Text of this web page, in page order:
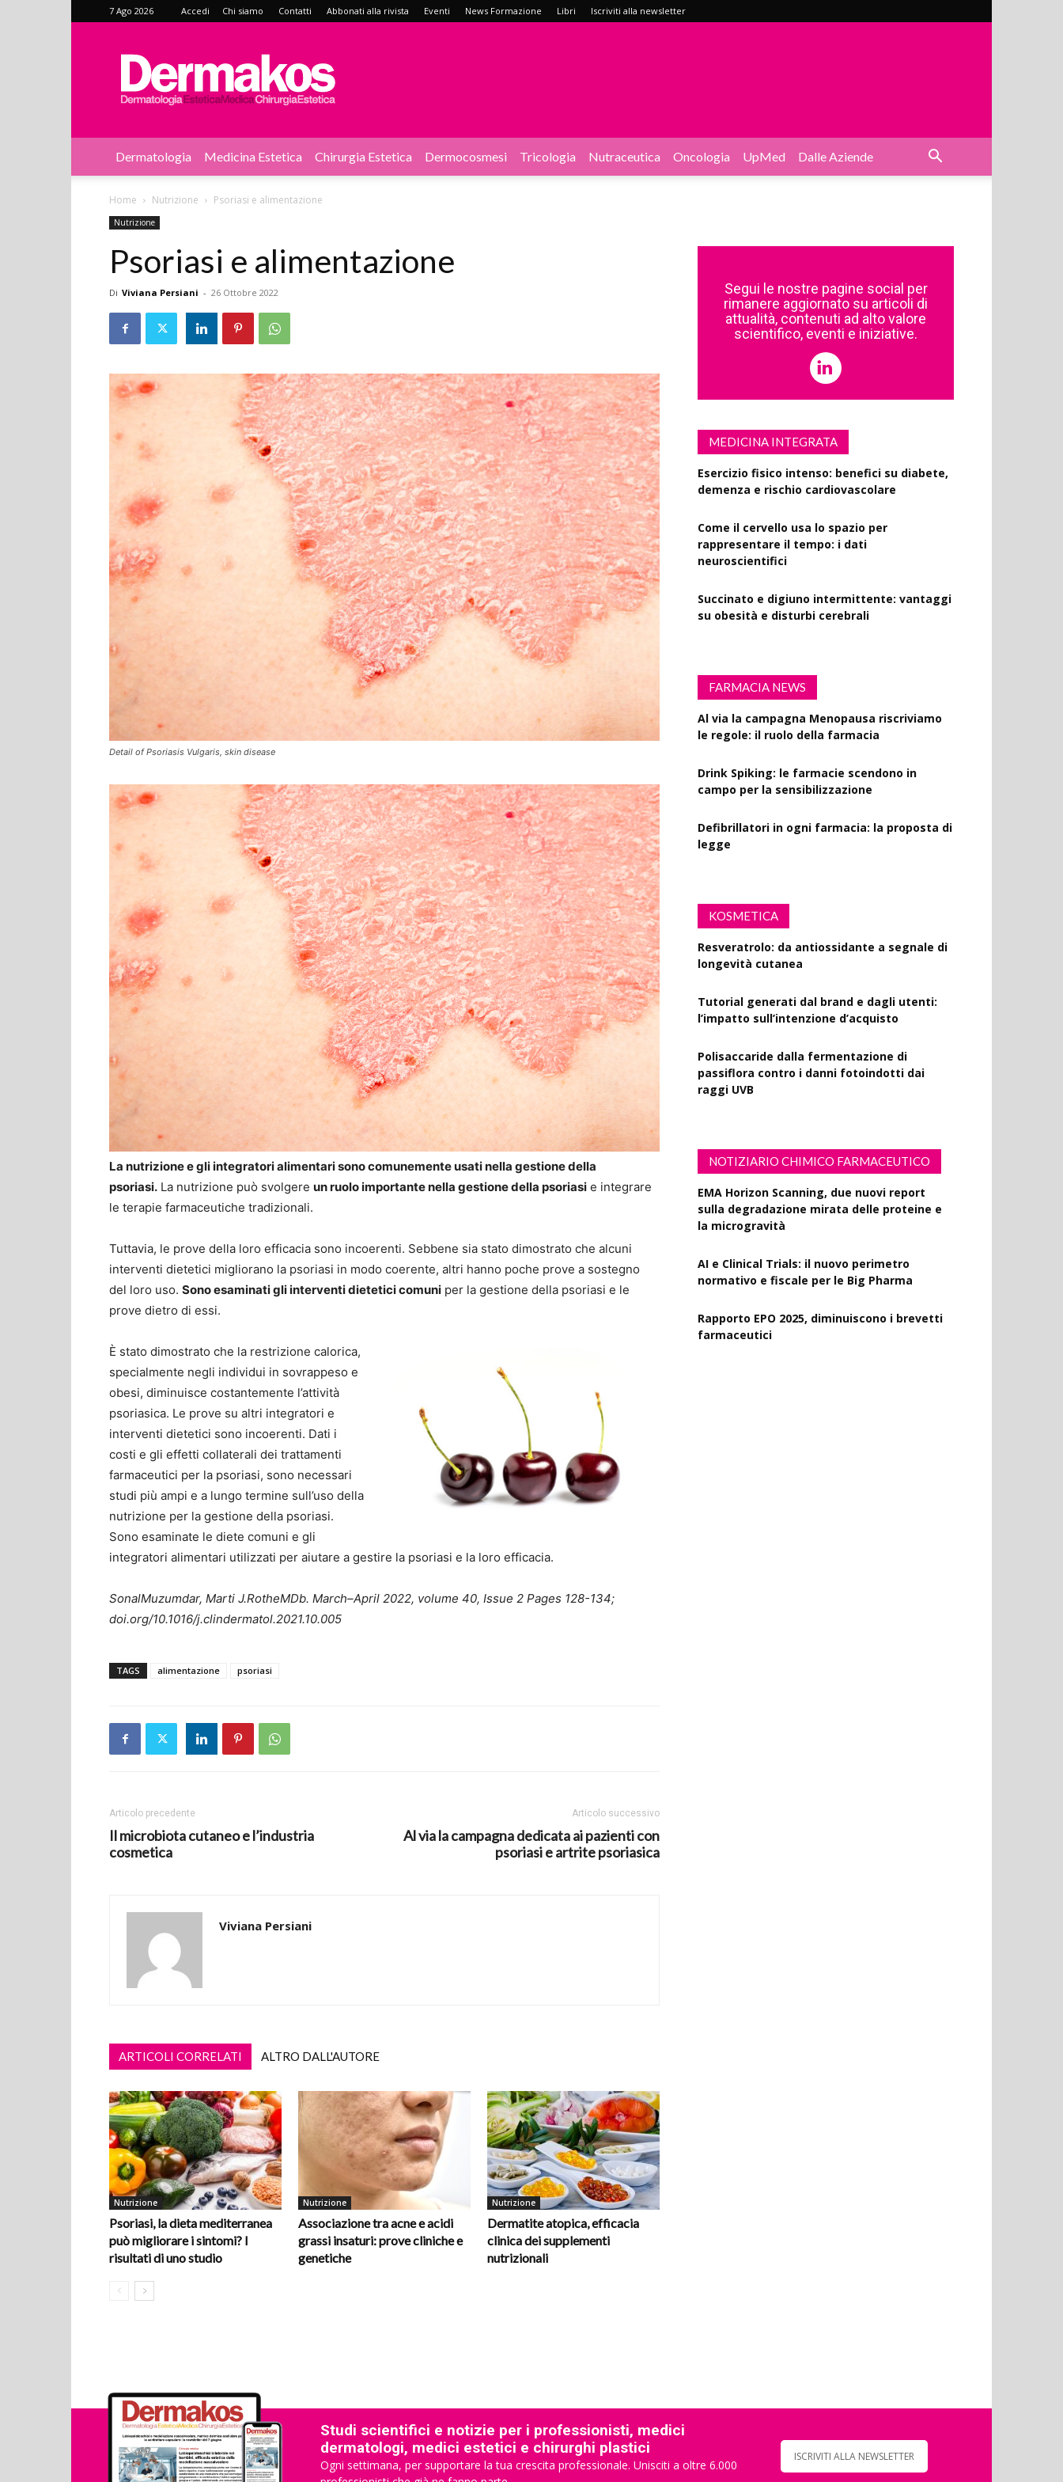
7 Ago 2026 Accedi Chi siamo Contatti Abbonati alla rivista Eventi News Formazione Libri Iscriviti alla newsletter
Dermakos
Dermatologia Medicina Estetica Chirurgia Estetica Dermocosmesi Tricologia Nutraceutica Oncologia UpMed Dalle Aziende
Home Nutrizione Psoriasi e alimentazione
Nutrizione
Psoriasi e alimentazione
Di Viviana Persiani - 26 Ottobre 2022
Detail of Psoriasis Vulgaris, skin disease
La nutrizione e gli integratori alimentari sono comunemente usati nella gestione della
psoriasi. La nutrizione può svolgere un ruolo importante nella gestione della psoriasi e integrare
le terapie farmaceutiche tradizionali.
Tuttavia, le prove della loro efficacia sono incoerenti. Sebbene sia stato dimostrato che alcuni
interventi dietetici migliorano la psoriasi in modo coerente, altri hanno poche prove a sostegno
del loro uso. Sono esaminati gli interventi dietetici comuni per la gestione della psoriasi e le
prove dietro di essi.
È stato dimostrato che la restrizione calorica,
specialmente negli individui in sovrappeso e
obesi, diminuisce costantemente l’attività
psoriasica. Le prove su altri integratori e
interventi dietetici sono incoerenti. Dati i
costi e gli effetti collaterali dei trattamenti
farmaceutici per la psoriasi, sono necessari
studi più ampi e a lungo termine sull’uso della
nutrizione per la gestione della psoriasi.
Sono esaminate le diete comuni e gli
integratori alimentari utilizzati per aiutare a gestire la psoriasi e la loro efficacia.
SonalMuzumdar, Marti J.RotheMDb. March–April 2022, volume 40, Issue 2 Pages 128-134;
doi.org/10.1016/j.clindermatol.2021.10.005
TAGS alimentazione psoriasi
Articolo precedente
Il microbiota cutaneo e l’industria
cosmetica
Articolo successivo
Al via la campagna dedicata ai pazienti con
psoriasi e artrite psoriasica
Viviana Persiani
ARTICOLI CORRELATI ALTRO DALL'AUTORE
Nutrizione
Psoriasi, la dieta mediterranea
può migliorare i sintomi? I
risultati di uno studio
Nutrizione
Associazione tra acne e acidi
grassi insaturi: prove cliniche e
genetiche
Nutrizione
Dermatite atopica, efficacia
clinica dei supplementi
nutrizionali
Segui le nostre pagine social per
rimanere aggiornato su articoli di
attualità, contenuti ad alto valore
scientifico, eventi e iniziative.
MEDICINA INTEGRATA
Esercizio fisico intenso: benefici su diabete,
demenza e rischio cardiovascolare
Come il cervello usa lo spazio per
rappresentare il tempo: i dati
neuroscientifici
Succinato e digiuno intermittente: vantaggi
su obesità e disturbi cerebrali
FARMACIA NEWS
Al via la campagna Menopausa riscriviamo
le regole: il ruolo della farmacia
Drink Spiking: le farmacie scendono in
campo per la sensibilizzazione
Defibrillatori in ogni farmacia: la proposta di
legge
KOSMETICA
Resveratrolo: da antiossidante a segnale di
longevità cutanea
Tutorial generati dal brand e dagli utenti:
l’impatto sull’intenzione d’acquisto
Polisaccaride dalla fermentazione di
passiflora contro i danni fotoindotti dai
raggi UVB
NOTIZIARIO CHIMICO FARMACEUTICO
EMA Horizon Scanning, due nuovi report
sulla degradazione mirata delle proteine e
la microgravità
AI e Clinical Trials: il nuovo perimetro
normativo e fiscale per le Big Pharma
Rapporto EPO 2025, diminuiscono i brevetti
farmaceutici
Studi scientifici e notizie per i professionisti, medici
dermatologi, medici estetici e chirurghi plastici
Ogni settimana, per supportare la tua crescita professionale. Unisciti a oltre 6.000
ISCRIVITI ALLA NEWSLETTER